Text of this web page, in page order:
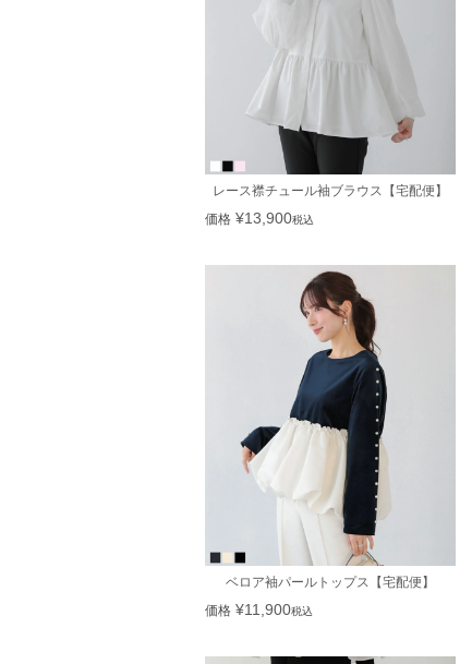
レース襟チュール袖ブラウス【宅配便】
価格 ¥13,900税込
ベロア袖パールトップス【宅配便】
価格 ¥11,900税込